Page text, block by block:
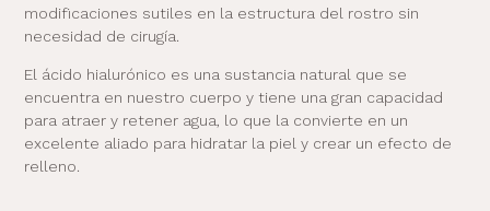
modificaciones sutiles en la estructura del rostro sin
necesidad de cirugía.
El ácido hialurónico es una sustancia natural que se
encuentra en nuestro cuerpo y tiene una gran capacidad
para atraer y retener agua, lo que la convierte en un
excelente aliado para hidratar la piel y crear un efecto de
relleno.